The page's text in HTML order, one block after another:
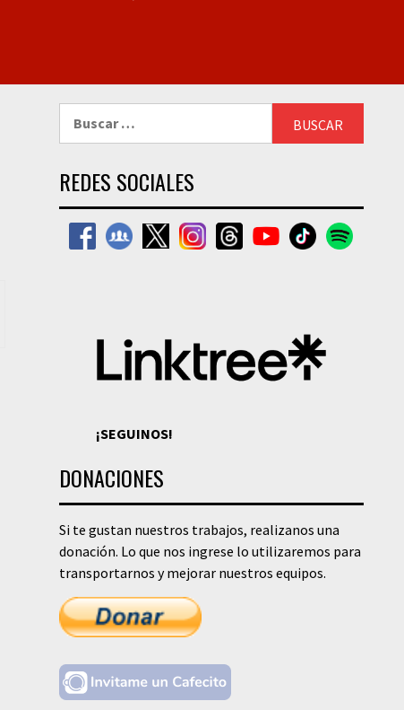
REDES SOCIALES
¡SEGUINOS!
DONACIONES
Si te gustan nuestros trabajos, realizanos una
donación. Lo que nos ingrese lo utilizaremos para
transportarnos y mejorar nuestros equipos.